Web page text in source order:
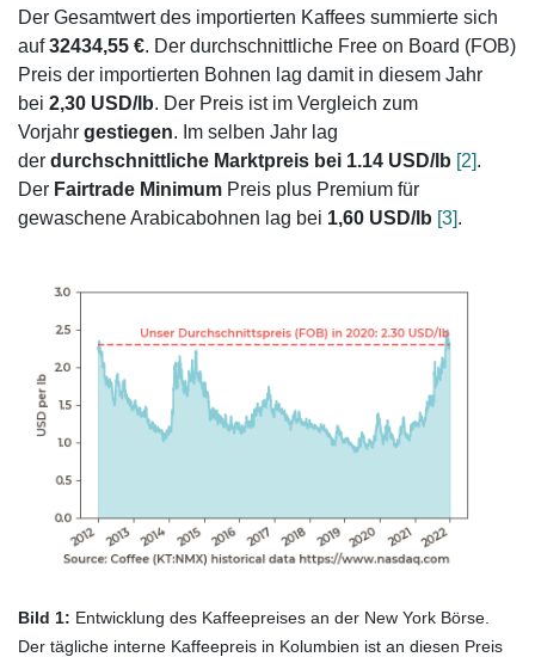
Der Gesamtwert des importierten Kaffees summierte sich
auf32434,55 €. Der durchschnittliche Free on Board (FOB)
Preis der importierten Bohnen lag damit in diesem Jahr
bei 2,30 USD/lb. Der Preis ist im Vergleich zum
Vorjahr gestiegen. Im selben Jahr lag
der durchschnittliche Marktpreis bei 1.14 USD/lb [2].
Der Fairtrade Minimum Preis plus Premium für
gewaschene Arabicabohnen lag bei 1,60 USD/lb [3].
Bild 1: Entwicklung des Kaffeepreises an der New York Börse.
Der tägliche interne Kaffeepreis in Kolumbien ist an diesen Preis